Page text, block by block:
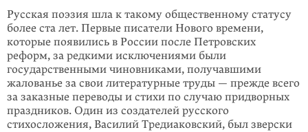
Русская поэзия шла к такому общественному статусу
более ста лет. Первые писатели Нового времени,
которые появились в России после Петровских
реформ, за редкими исключениями были
государственными чиновниками, получавшими
жалованье за свои литературные труды — прежде всего
за заказ­ные переводы и стихи по случаю придворных
праздников. Один из создателей русского
стихосложения, Василий Тредиаковский, был зверски